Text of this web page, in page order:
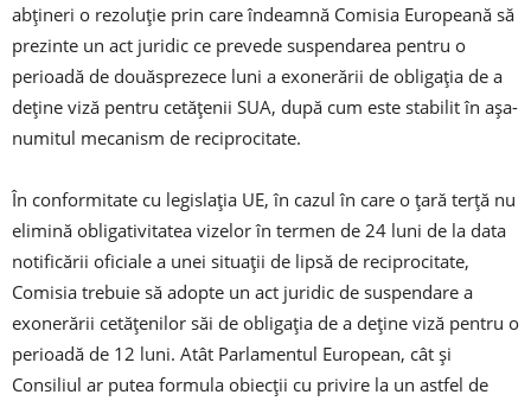
abţineri o rezoluţie prin care îndeamnă Comisia Europeană să
prezinte un act juridic ce prevede suspendarea pentru o
perioadă de douăsprezece luni a exonerării de obligaţia de a
deţine viză pentru cetăţenii SUA, după cum este stabilit în aşa-
numitul mecanism de reciprocitate.
În conformitate cu legislaţia UE, în cazul în care o ţară terţă nu
elimină obligativitatea vizelor în termen de 24 luni de la data
notificării oficiale a unei situaţii de lipsă de reciprocitate,
Comisia trebuie să adopte un act juridic de suspendare a
exonerării cetăţenilor săi de obligaţia de a deţine viză pentru o
perioadă de 12 luni. Atât Parlamentul European, cât şi
Consiliul ar putea formula obiecţii cu privire la un astfel de